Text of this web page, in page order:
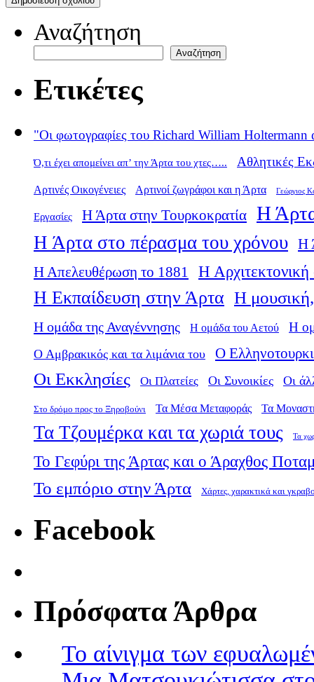
Αναζήτηση
Αναζήτηση
Ετικέτες
"Οι φωτογραφίες του Richard William Holtermann
Ό,τι έχει απομείνει απ’ την Άρτα του χτες….. Αθλητικές
Αρτινές Οικογένειες Αρτινοί ζωγράφοι και η Άρτα Γεώργιος
Εργασίες Η Άρτα στην Τουρκοκρατία Η
Η Άρτα στο πέρασμα του χρόνου Η
Η Απελευθέρωση το 1881
Η
Η Εκπαίδευση στην Άρτα Η μουσική,
Η ομάδα της Αναγέννησης Η ομάδα του Αετού Η
Ο Αμβρακικός και τα λιμάνια του Ο
Οι Εκκλησίες Οι Πλατείες Οι Συνοικίες Οι
Στο δρόμο προς το Ξηροβούνι Τα Μέσα Μεταφοράς Τα
Τα Τζουμέρκα και τα χωριά τους Τα
Το Γεφύρι της Άρτας και ο Άραχθος
Το εμπόριο στην Άρτα Χάρτες, χαρακτικά και
Facebook
Πρόσφατα Άρθρα
Το αίνιγμα των